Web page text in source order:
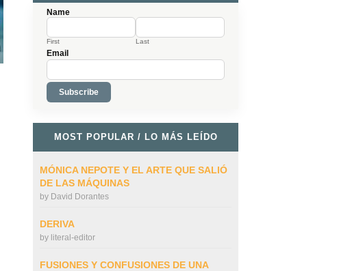
Name
First Last
Email
MOST POPULAR / LO MÁS LEÍDO
MÓNICA NEPOTE Y EL ARTE QUE SALIÓ
DE LAS MÁQUINAS
by David Dorantes
DERIVA
by literal-editor
FUSIONES Y CONFUSIONES DE UNA